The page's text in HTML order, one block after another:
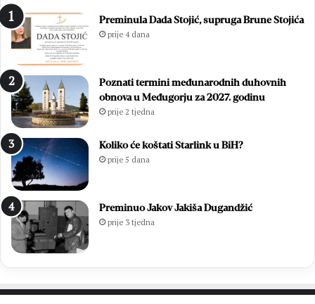
Preminula Dada Stojić, supruga Brune Stojića
prije 4 dana
Poznati termini međunarodnih duhovnih
obnova u Međugorju za 2027. godinu
prije 2 tjedna
Koliko će koštati Starlink u BiH?
prije 5 dana
Preminuo Jakov Jakiša Dugandžić
prije 3 tjedna